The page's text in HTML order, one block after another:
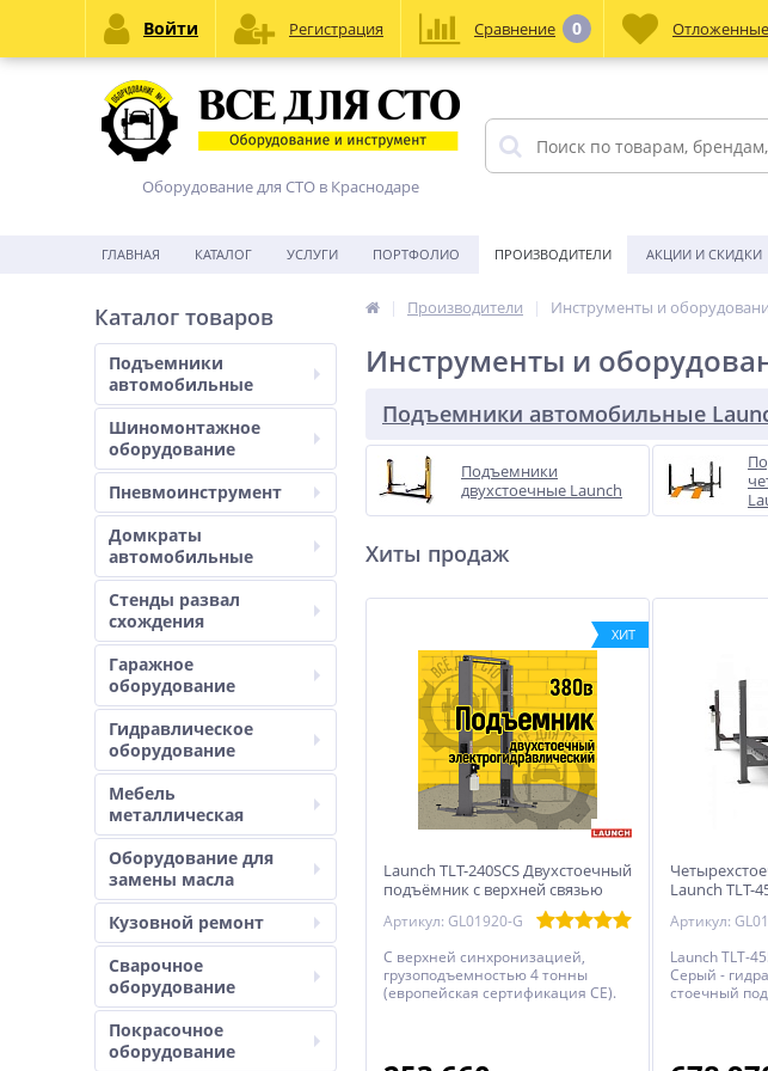
Оборудование для СТО в Краснодаре
ГЛАВНАЯ КАТАЛОГ УСЛУГИ ПОРТФОЛИО ПРОИЗВОДИТЕЛИ АКЦИИ И СКИДКИ
Каталог товаров
Подъемники
автомобильные
Шиномонтажное
оборудование
Пневмоинструмент
Домкраты
автомобильные
Стенды развал
схождения
Гаражное
оборудование
Гидравлическое
оборудование
Мебель
металлическая
Оборудование для
замены масла
Кузовной ремонт
Сварочное
оборудование
Покрасочное
оборудование
Производители Инструменты и
Инструменты и
Подъемники автомобильные
Подъемники
двухстоечные Launch
Хиты продаж
ХИТ
Launch TLT-240SCS Двухстоечный
подъёмник с верхней связью
Артикул: GL01920-G
С верхней синхронизацией,
грузоподъемностью 4 тонны
(европейская сертификация CE).
Launch TLT-
Артикул:
Launch TLT-
Серый -
стоечный
с
Войти Регистрация Сравнение 0 Отложенные